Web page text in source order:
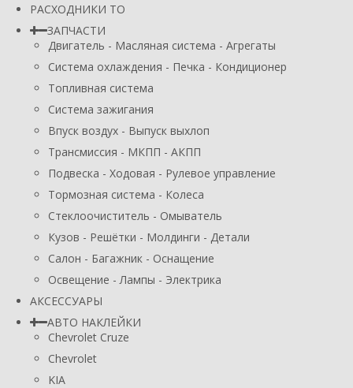
РАСХОДНИКИ ТО
ЗАПЧАСТИ
Двигатель - Масляная система - Агрегаты
Система охлаждения - Печка - Кондиционер
Топливная система
Система зажигания
Впуск воздух - Выпуск выхлоп
Трансмиссия - МКПП - АКПП
Подвеска - Ходовая - Рулевое управление
Тормозная система - Колеса
Стеклоочиститель - Омыватель
Кузов - Решётки - Молдинги - Детали
Салон - Багажник - Оснащение
Освещение - Лампы - Электрика
АКСЕССУАРЫ
АВТО НАКЛЕЙКИ
Chevrolet Cruze
Chevrolet
KIA